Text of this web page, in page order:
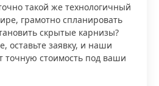
такой же технологичный
грамотно спланировать
скрытые карнизы?
оставьте заявку, и наши
точную стоимость под ваши